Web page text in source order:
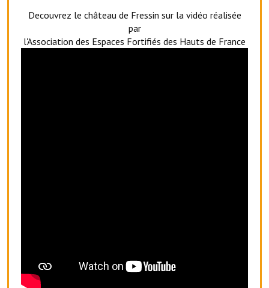
Village culturel
L'association des anciens combattants
Decouvrez le château de Fressin sur la vidéo réalisée
par
l'Association des Espaces Fortifiés des Hauts de France